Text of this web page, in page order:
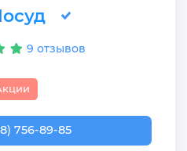
9 отзывов
756-89-85